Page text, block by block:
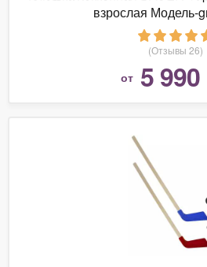
взрослая Модель-
(Отзывы 26)
от 5 990